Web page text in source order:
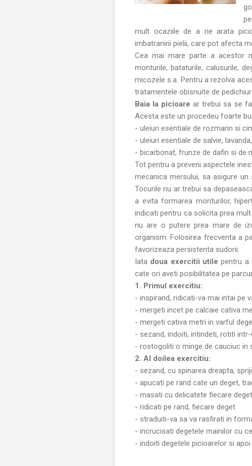
mult ocaziile de a ne arata
imbatranirii pielii, care pot afecta
Cea mai mare parte a acestor
monturile, bataturile, calusurile,
micozele s.a. Pentru a rezolva
tratamentele obisnuite de
Baia la picioare ar trebui sa se
Acesta este un procedeu foarte
- uleiuri esentiale de rozmarin si
- uleiuri esentiale de salvie,
- bicarbonat, frunze de dafin si de
Tot pentru a preveni aspectele
mecanica mersului, sa asigure
Tocurile nu ar trebui sa
a evita formarea monturilor,
indicati pentru ca solicita prea
nu are o putere prea mare de
organism. Folosirea frecventa a
favorizeaza persistenta sudorii.
Iata doua exercitii utilepentru a
cate ori aveti posibilitatea pe
1. Primul exercitiu:
- inspirand, ridicati-va mai intai pe
- mergeti incet pe calcaie cativa
- mergeti cativa metri in varful
- sezand, indoiti, intindeti, rotiti
- rostogoliti o minge de cauciuc in
2. Al doilea exercitiu:
- sezand, cu spinarea dreapta,
- apucati pe rand cate un deget,
- masati cu delicatete fiecare deget
- ridicati pe rand, fiecare deget
- straduiti-va sa va rasfirati in
- incrucisati degetele mainilor cu
- indoiti degetele picioarelor si apoi